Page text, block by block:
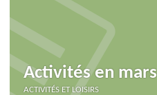
Activités en mars
ACTIVITÉS ET LOISIRS